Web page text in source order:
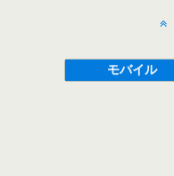
モバイル